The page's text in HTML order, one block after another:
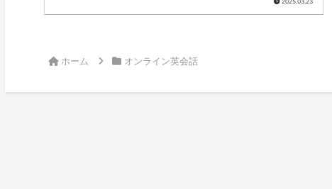
2025.03.23
ホーム オンライン英会話